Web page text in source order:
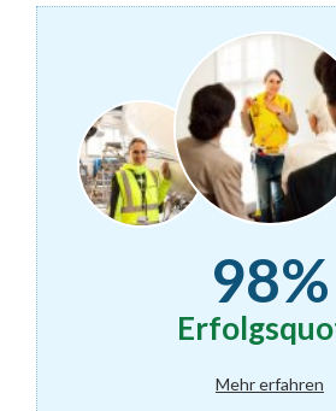
98%
Mehr erfahren